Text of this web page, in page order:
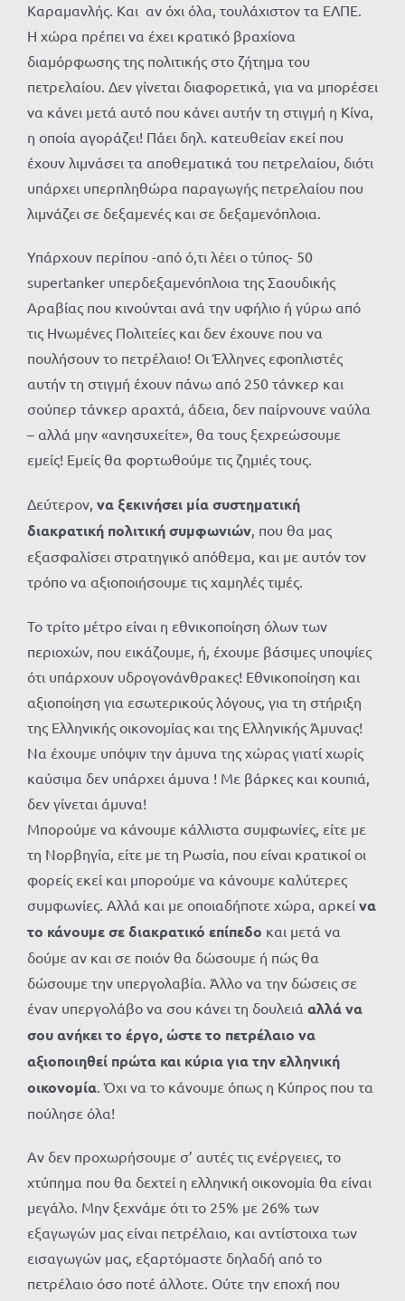
Καραμανλής. Και αν όχι όλα, τουλάχιστον τα ΕΛΠΕ.
Η χώρα πρέπει να έχει κρατικό βραχίονα
διαμόρφωσης της πολιτικής στο ζήτημα του
πετρελαίου. Δεν γίνεται διαφορετικά, για να μπορέσει
να κάνει μετά αυτό που κάνει αυτήν τη στιγμή η Κίνα,
η οποία αγοράζει! Πάει δηλ. κατευθείαν εκεί που
έχουν λιμνάσει τα αποθεματικά του πετρελαίου, διότι
υπάρχει υπερπληθώρα παραγωγής πετρελαίου που
λιμνάζει σε δεξαμενές και σε δεξαμενόπλοια.
Υπάρχουν περίπου -από ό,τι λέει ο τύπος- 50
supertanker υπερδεξαμενόπλοια της Σαουδικής
Αραβίας που κινούνται ανά την υφήλιο ή γύρω από
τις Ηνωμένες Πολιτείες και δεν έχουνε που να
πουλήσουν το πετρέλαιο! Οι Έλληνες εφοπλιστές
αυτήν τη στιγμή έχουν πάνω από 250 τάνκερ και
σούπερ τάνκερ αραχτά, άδεια, δεν παίρνουνε ναύλα
– αλλά μην «ανησυχείτε», θα τους ξεχρεώσουμε
εμείς! Εμείς θα φορτωθούμε τις ζημιές τους.
Δεύτερον, να ξεκινήσει μία συστηματική
διακρατική πολιτική συμφωνιών, που θα μας
εξασφαλίσει στρατηγικό απόθεμα, και με αυτόν τον
τρόπο να αξιοποιήσουμε τις χαμηλές τιμές.
Το τρίτο μέτρο είναι η εθνικοποίηση όλων των
περιοχών, που εικάζουμε, ή, έχουμε βάσιμες υποψίες
ότι υπάρχουν υδρογονάνθρακες! Εθνικοποίηση και
αξιοποίηση για εσωτερικούς λόγους, για τη στήριξη
της Ελληνικής οικονομίας και της Ελληνικής Άμυνας!
Να έχουμε υπόψιν την άμυνα της χώρας γιατί χωρίς
καύσιμα δεν υπάρχει άμυνα ! Με βάρκες και κουπιά,
δεν γίνεται άμυνα!
Μπορούμε να κάνουμε κάλλιστα συμφωνίες, είτε με
τη Νορβηγία, είτε με τη Ρωσία, που είναι κρατικοί οι
φορείς εκεί και μπορούμε να κάνουμε καλύτερες
συμφωνίες. Αλλά και με οποιαδήποτε χώρα, αρκεί να
το κάνουμε σε διακρατικό επίπεδο και μετά να
δούμε αν και σε ποιόν θα δώσουμε ή πώς θα
δώσουμε την υπεργολαβία. Άλλο να την δώσεις σε
έναν υπεργολάβο να σου κάνει τη δουλειά αλλά να
σου ανήκει το έργο,ώστε το πετρέλαιο να
αξιοποιηθεί πρώτα και κύρια για την ελληνική
οικονομία. Όχι να το κάνουμε όπως η Κύπρος που τα
πούλησε όλα!
Αν δεν προχωρήσουμε σ’ αυτές τις ενέργειες, το
χτύπημα που θα δεχτεί η ελληνική οικονομία θα είναι
μεγάλο. Μην ξεχνάμε ότι το 25% με 26% των
εξαγωγών μας είναι πετρέλαιο, και αντίστοιχα των
εισαγωγών μας, εξαρτόμαστε δηλαδή από το
πετρέλαιο όσο ποτέ άλλοτε. Ούτε την εποχή που